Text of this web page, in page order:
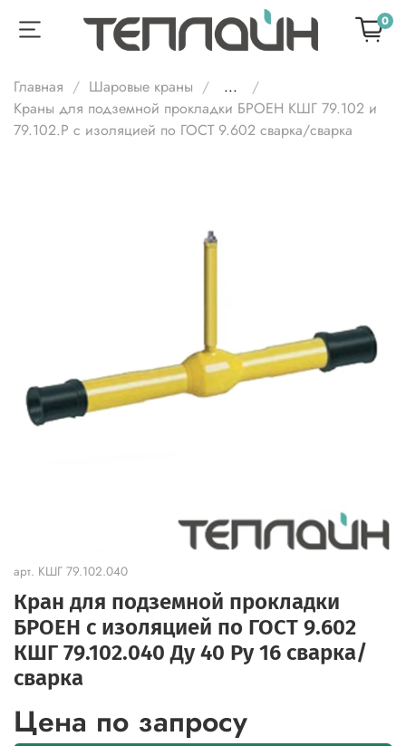
0
Главная Шаровые краны
...
Краны для подземной прокладки БРОЕН КШГ 79.102 и
79.102.Р с изоляцией по ГОСТ 9.602 сварка/сварка
арт. КШГ 79.102.040
Кран для подземной прокладки
БРОЕН с изоляцией по ГОСТ 9.602
КШГ 79.102.040 Ду 40 Ру 16 сварка/
сварка
Цена по запросу